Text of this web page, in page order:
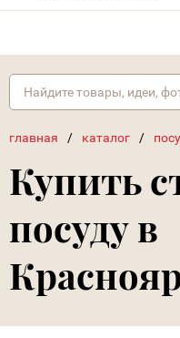
главная / каталог /
Купить
посуду в